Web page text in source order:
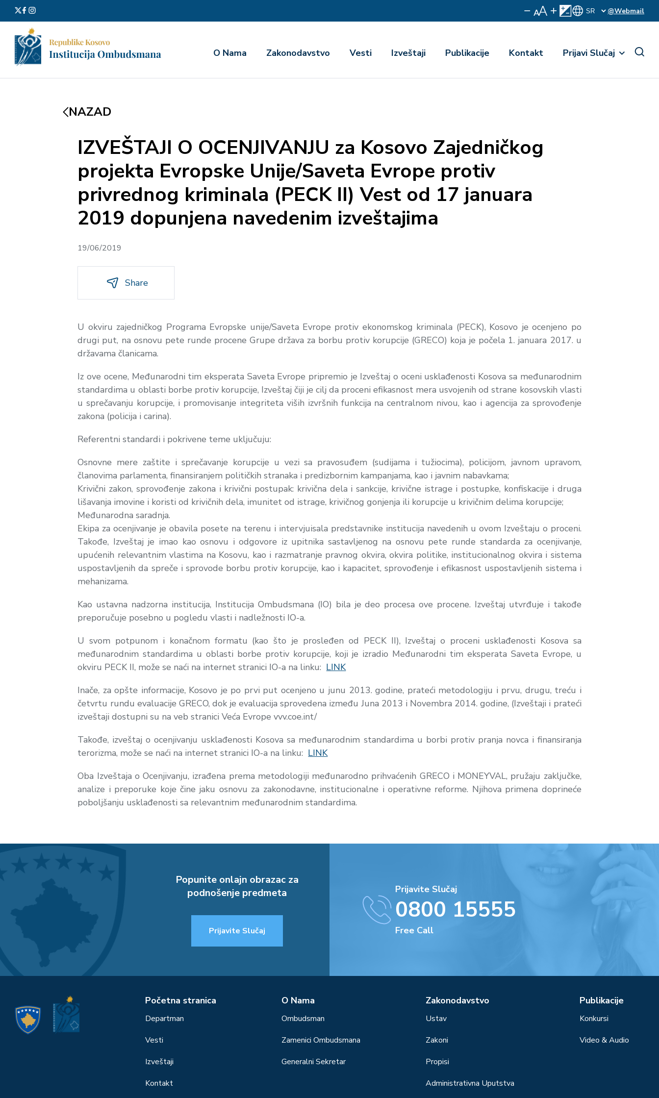
@Webmail
О Nama Zakonodavstvo Vesti Izveštaji Publikacije Kontakt Prijavi Slučaj
NAZAD
IZVEŠTAJI O OCENJIVANJU za Kosovo Zajedničkog
projekta Evropske Unije/Saveta Evrope protiv
privrednog kriminala (PECK II) Vest od 17 januara
2019 dopunjena navedenim izveštajima
19/06/2019
Share
U okviru zajedničkog Programa Evropske unije/Saveta Evrope protiv ekonomskog kriminala (PECK), Kosovo je ocenjeno po
drugi put, na osnovu pete runde procene Grupe država za borbu protiv korupcije (GRECO) koja je počela 1. januara 2017. u
državama članicama.
Iz ove ocene, Međunarodni tim eksperata Saveta Evrope pripremio je Izveštaj o oceni usklađenosti Kosova sa međunarodnim
standardima u oblasti borbe protiv korupcije, Izveštaj čiji je cilj da proceni efikasnost mera usvojenih od strane kosovskih vlasti
u sprečavanju korupcije, i promovisanje integriteta viših izvršnih funkcija na centralnom nivou, kao i agencija za sprovođenje
zakona (policija i carina).
Referentni standardi i pokrivene teme uključuju:
Osnovne mere zaštite i sprečavanje korupcije u vezi sa pravosuđem (sudijama i tužiocima), policijom, javnom upravom,
članovima parlamenta, finansiranjem političkih stranaka i predizbornim kampanjama, kao i javnim nabavkama;
Krivični zakon, sprovođenje zakona i krivični postupak: krivična dela i sankcije, krivične istrage i postupke, konfiskacije i druga
lišavanja imovine i koristi od krivičnih dela, imunitet od istrage, krivičnog gonjenja ili korupcije u krivičnim delima korupcije;
Međunarodna saradnja.
Ekipa za ocenjivanje je obavila posete na terenu i intervjuisala predstavnike institucija navedenih u ovom Izveštaju o proceni.
Takođe, Izveštaj je imao kao osnovu i odgovore iz upitnika sastavljenog na osnovu pete runde standarda za ocenjivanje,
upućenih relevantnim vlastima na Kosovu, kao i razmatranje pravnog okvira, okvira politike, institucionalnog okvira i sistema
uspostavljenih da spreče i sprovode borbu protiv korupcije, kao i kapacitet, sprovođenje i efikasnost uspostavljenih sistema i
mehanizama.
Kao ustavna nadzorna institucija, Institucija Ombudsmana (IO) bila je deo procesa ove procene. Izveštaj utvrđuje i takođe
preporučuje posebno u pogledu vlasti i nadležnosti IO-a.
U svom potpunom i konačnom formatu (kao što je prosleđen od PECK II), Izveštaj o proceni usklađenosti Kosova sa
međunarodnim standardima u oblasti borbe protiv korupcije, koji je izradio Međunarodni tim eksperata Saveta Evrope, u
okviru PECK II, može se naći na internet stranici IO-a na linku: LINK
Inače, za opšte informacije, Kosovo je po prvi put ocenjeno u junu 2013. godine, prateći metodologiju i prvu, drugu, treću i
četvrtu rundu evaluacije GRECO, dok je evaluacija sprovedena između Juna 2013 i Novembra 2014. godine, (Izveštaji i prateći
izveštaji dostupni su na veb stranici Veća Evrope vvv.coe.int/
Takođe, izveštaj o ocenjivanju usklađenosti Kosova sa međunarodnim standardima u borbi protiv pranja novca i finansiranja
terorizma, može se naći na internet stranici IO-a na linku: LINK
Oba Izveštaja o Ocenjivanju, izrađena prema metodologiji međunarodno prihvaćenih GRECO i MONEYVAL, pružaju zaključke,
analize i preporuke koje čine jaku osnovu za zakonodavne, institucionalne i operativne reforme. Njihova primena doprineće
poboljšanju usklađenosti sa relevantnim međunarodnim standardima.
Popunite onlajn obrazac za
podnošenje predmeta
Prijavite Slučaj
Prijavite Slučaj
0800 15555
Free Call
Početna stranica
Departman
Vesti
Izveštaji
Kontakt
О Nama
Ombudsman
Zamenici Ombudsmana
Generalni Sekretar
Zakonodavstvo
Ustav
Zakoni
Propisi
Administrativna Uputstva
Publikacije
Konkursi
Video & Audio